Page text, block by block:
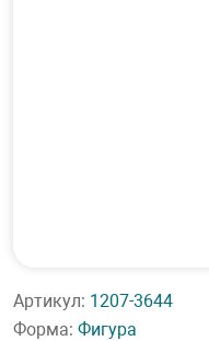
Артикул: 1207-3644
Форма: Фигура